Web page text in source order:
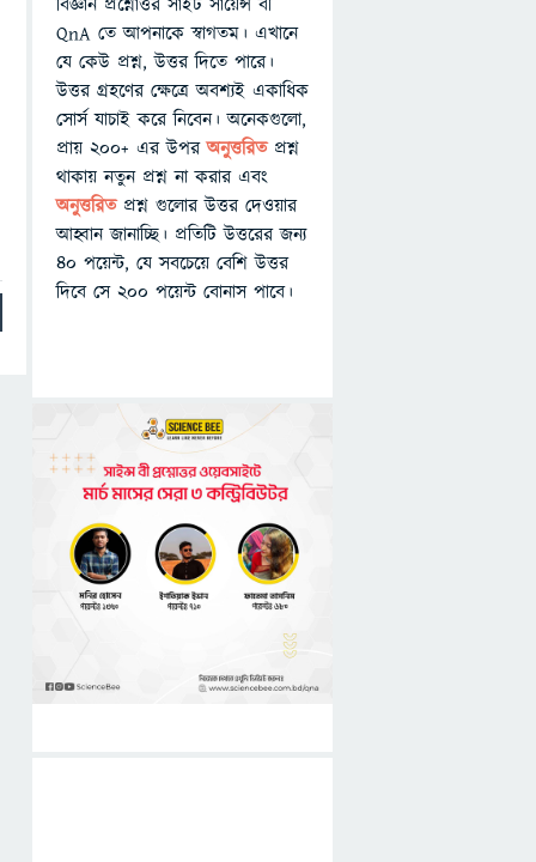
QnA তে আপনাকে স্বাগতম। এখানে
যে কেউ প্রশ্ন, উত্তর দিতে পারে।
উত্তর গ্রহণের ক্ষেত্রে অবশ্যই একাধিক
সোর্স যাচাই করে নিবেন। অনেকগুলো,
প্রায় ২০০+ এর উপরঅনুত্তরিতপ্রশ্ন
থাকায় নতুন প্রশ্ন না করার এবং
অনুত্তরিত প্রশ্ন গুলোর উত্তর দেওয়ার
আহ্বান জানাচ্ছি। প্রতিটি উত্তরের জন্য
৪০ পয়েন্ট, যে সবচেয়ে বেশি উত্তর
দিবে সে ২০০ পয়েন্ট বোনাস পাবে।